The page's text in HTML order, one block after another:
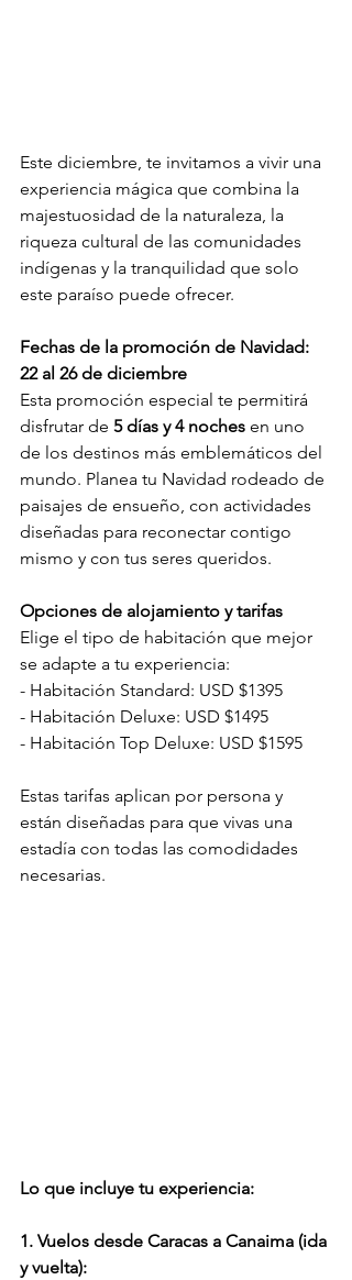
Este diciembre, te invitamos a vivir una
experiencia mágica que combina la
majestuosidad de la naturaleza, la
riqueza cultural de las comunidades
indígenas y la tranquilidad que solo
este paraíso puede ofrecer.
Fechas de la promoción de Navidad:
22 al 26 de diciembre
Esta promoción especial te permitirá
disfrutar de 5 días y 4 noches en uno
de los destinos más emblemáticos del
mundo. Planea tu Navidad rodeado de
paisajes de ensueño, con actividades
diseñadas para reconectar contigo
mismo y con tus seres queridos.
Opciones de alojamiento y tarifas
Elige el tipo de habitación que mejor
se adapte a tu experiencia:
- Habitación Standard: USD $1395
- Habitación Deluxe: USD $1495
- Habitación Top Deluxe: USD $1595
Estas tarifas aplican por persona y
están diseñadas para que vivas una
estadía con todas las comodidades
necesarias.
Lo que incluye tu experiencia:
1. Vuelos desde Caracas a Canaima (ida
y vuelta):